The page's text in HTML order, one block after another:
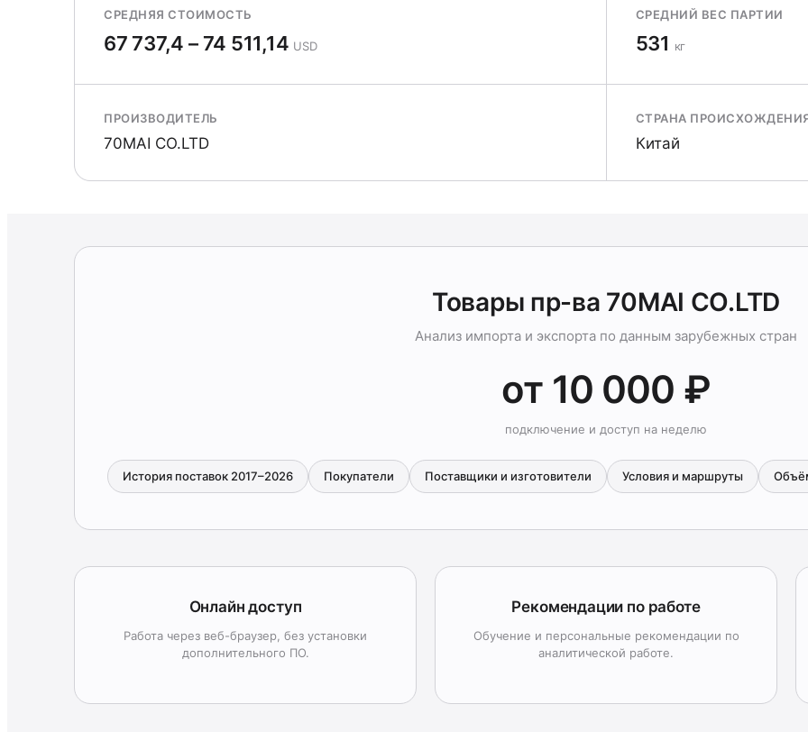
СРЕДНЯЯ СТОИМОСТЬ
67 737,4 – 74 511,14 USD
СРЕДНИЙ ВЕС ПАРТИИ
531 кг
ПРОИЗВОДИТЕЛЬ
70MAI CO.LTD
СТРАНА
Китай
Товары пр-ва 70MAI CO.LTD
Анализ импорта и экспорта по данным зарубежных стран
от 10 000 ₽
подключение и доступ на неделю
История поставок 2017–2026 Покупатели Поставщики и изготовители Условия и маршруты
Онлайн доступ
Работа через веб-браузер, без установки
дополнительного ПО.
Рекомендации по работе
Обучение и персональные рекомендации по
аналитической работе.